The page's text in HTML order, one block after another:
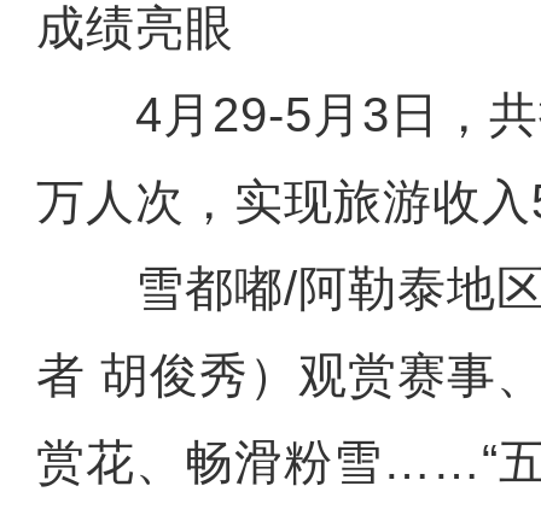
成绩亮眼
4月29-5月3日，共
万人次，实现旅游收
雪都嘟/阿勒泰地区
者 胡俊秀）观赏赛事
赏花、畅滑粉雪……“